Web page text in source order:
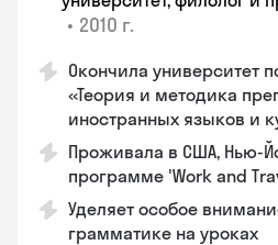
• 2010 г.
Окончила университет
«Теория и методика
иностранных языков и
Проживала в США, Нью-
программе 'Work and
Уделяет особое
грамматике на уроках